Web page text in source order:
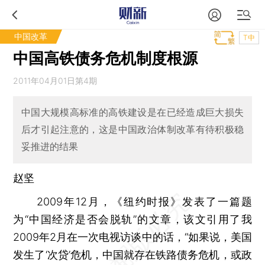
中国改革 T中
中国高铁债务危机制度根源
2011年04月01日第4期
中国大规模高标准的高铁建设是在已经造成巨大损失
后才引起注意的，这是中国政治体制改革有待积极稳
妥推进的结果
赵坚
2009年12月，《纽约时报》发表了一篇题
为“中国经济是否会脱轨”的文章，该文引用了我
2009年2月在一次电视访谈中的话，“如果说，美国
发生了‘次贷’危机，中国就存在铁路债务危机，或政